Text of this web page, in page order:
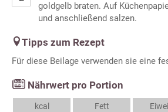
goldgelb braten. Auf
und anschließend salzen.
Tipps zum Rezept
Für diese Beilage verwenden sie eine
Nährwert pro Portion
kcal
Fett